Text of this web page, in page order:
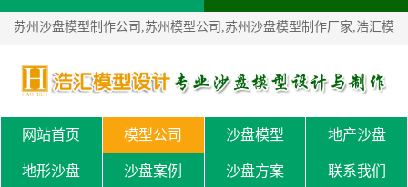
苏州沙盘模型制作公司,苏州模型公司,苏州沙盘模型制作厂家,浩汇模
型公司！
网站首页 模型公司 沙盘模型 地产沙盘
地形沙盘 沙盘案例 沙盘方案 联系我们